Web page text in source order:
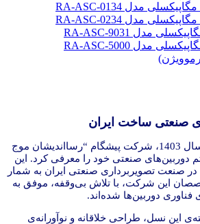
صنعتی ساخت ایران
در فصل زیبای زمستان سال 1403، شرکت پیشگام “رسااندیشان موج
دوربین‌های صنعتی خود را معرفی کرد. این
صنعت تصویربرداری صنعتی ایران به شمار
این شرکت، با تلاش بی‌وقفه، موفق به
دوربین‌ها شده‌اند.
این نسل، طراحی خلاقانه و نوآورانه‌ی